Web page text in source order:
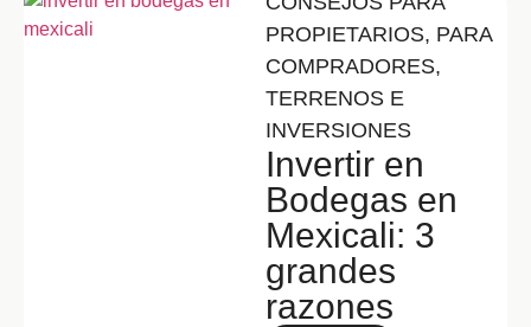
PROPIETARIOS, PARA
COMPRADORES,
TERRENOS E
INVERSIONES
Invertir en
Bodegas en
Mexicali: 3
grandes
razones